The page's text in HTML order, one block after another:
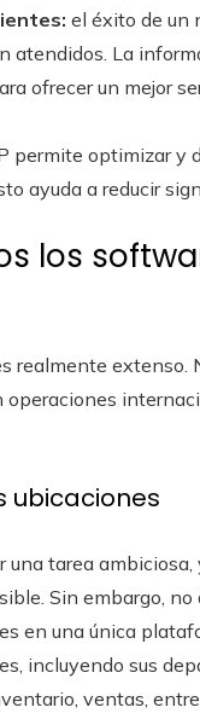
el éxito de un
atendidos. La
ofrecer un mejor
permite optimizar y
ayuda a reducir
los
realmente extenso.
ubicaciones
una tarea
Sin embargo,
en una única
incluyendo sus
ventas,